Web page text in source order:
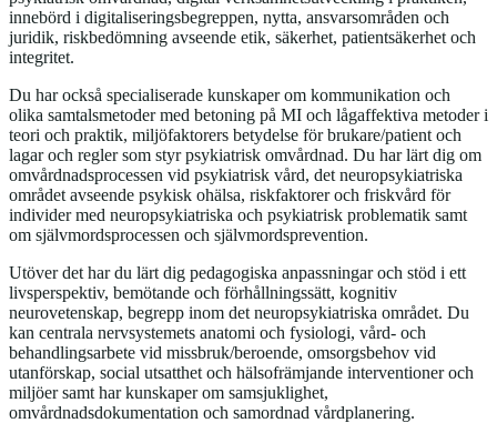
innebörd i digitaliseringsbegreppen, nytta, ansvarsområden och
juridik, riskbedömning avseende etik, säkerhet, patientsäkerhet och
integritet.
Du har också specialiserade kunskaper om kommunikation och
olika samtalsmetoder med betoning på MI och lågaffektiva metoder i
teori och praktik, miljöfaktorers betydelse för brukare/patient och
lagar och regler som styr psykiatrisk omvårdnad. Du har lärt dig om
omvårdnadsprocessen vid psykiatrisk vård, det neuropsykiatriska
området avseende psykisk ohälsa, riskfaktorer och friskvård för
individer med neuropsykiatriska och psykiatrisk problematik samt
om självmordsprocessen och självmordsprevention.
Utöver det har du lärt dig pedagogiska anpassningar och stöd i ett
livsperspektiv, bemötande och förhållningssätt, kognitiv
neurovetenskap, begrepp inom det neuropsykiatriska området. Du
kan centrala nervsystemets anatomi och fysiologi, vård- och
behandlingsarbete vid missbruk/beroende, omsorgsbehov vid
utanförskap, social utsatthet och hälsofrämjande interventioner och
miljöer samt har kunskaper om samsjuklighet,
omvårdnadsdokumentation och samordnad vårdplanering.